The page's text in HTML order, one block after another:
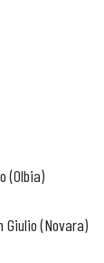
(Olbia)
Giulio (Novara)